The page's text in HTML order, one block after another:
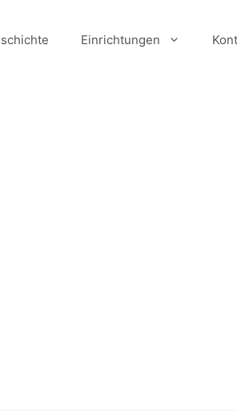
Einrichtungen